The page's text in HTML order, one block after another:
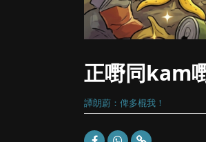
正嘢同kam
譚朗蔚：俾多棍我！